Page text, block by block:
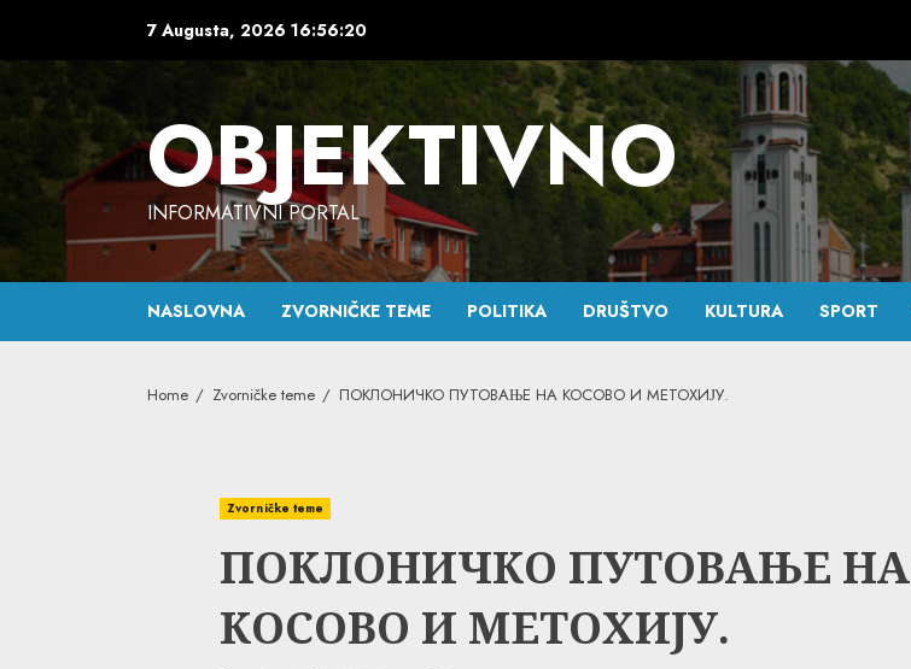
7 Augusta, 2026 16:56:22
OBJEKTIVNO
INFORMATIVNI PORTAL
NASLOVNA ZVORNIČKE TEME POLITIKA DRUŠTVO KULTURA SPORT
Home Zvorničke teme ПОКЛОНИЧКО ПУТОВАЊЕ НА КОСОВО И МЕТОХИЈУ.
Zvorničke teme
ПОКЛОНИЧКО ПУТОВАЊЕ НА
КОСОВО И МЕТОХИЈУ.